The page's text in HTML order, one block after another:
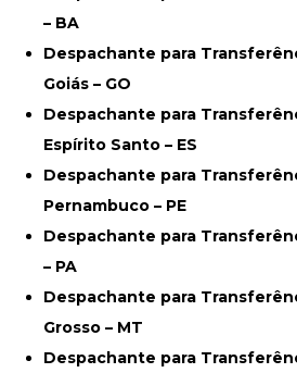
– BA
Despachante para
Goiás – GO
Despachante para
Espírito Santo – ES
Despachante para
Pernambuco – PE
Despachante para
– PA
Despachante para
Grosso – MT
Despachante para